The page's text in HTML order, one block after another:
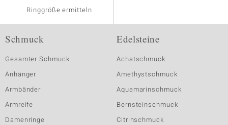
Ringgröße ermitteln
Schmuck
Gesamter Schmuck
Anhänger
Armbänder
Armreife
Damenringe
Edelsteine
Achatschmuck
Amethystschmuck
Aquamarinschmuck
Bernsteinschmuck
Citrinschmuck